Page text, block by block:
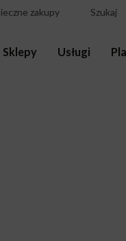
zakupy Szukaj
Sklepy Usługi